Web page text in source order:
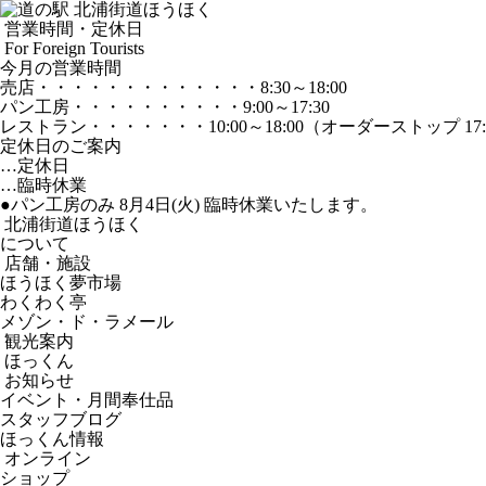
営業時間・定休日
For Foreign Tourists
今月の営業時間
売店 ・・・・・・・・・・・・・ 8:30～18:00
パン工房 ・・・・・・・・・・ 9:00～17:30
レストラン ・・・・・・・ 10:00～18:00 （オーダーストップ
定休日のご案内
…定休日
…臨時休業
●パン工房のみ 8月4日(火) 臨時休業いたします。
北浦街道ほうほく
について
店舗・施設
ほうほく夢市場
わくわく亭
メゾン・ド・ラメール
観光案内
ほっくん
お知らせ
イベント・月間奉仕品
スタッフブログ
ほっくん情報
オンライン
ショップ